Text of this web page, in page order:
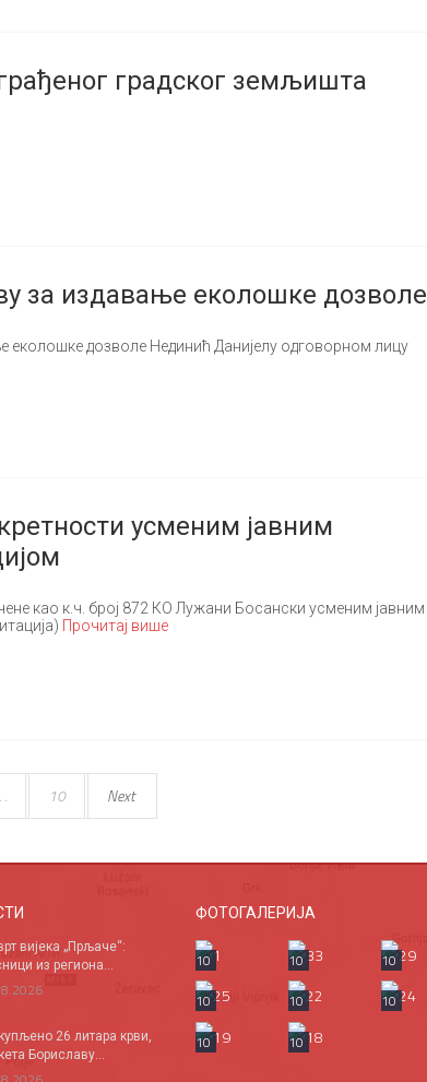
градског земљишта
за издавање еколошке дозволе
дозволе Нединић Данијелу одговорном лицу
усменим јавним
као к.ч. број 872 КО Лужани Босански усменим јавним
Прочитај више
. 10 Next
вијека „Прљаче“:
из региона...
26 литара крви,
Бориславу...
ФОТОГАЛЕРИЈА
10 10
10
10
10
10
10
10